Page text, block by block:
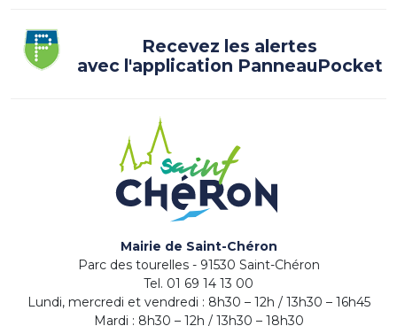
Recevez les alertes
avec l'application PanneauPocket
Mairie de Saint-Chéron
Parc des tourelles - 91530 Saint-Chéron
Tel. 01 69 14 13 00
Lundi, mercredi et vendredi : 8h30 – 12h / 13h30 – 16h45
Mardi : 8h30 – 12h / 13h30 – 18h30